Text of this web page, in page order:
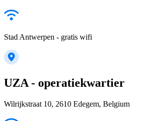
Stad Antwerpen - gratis wifi
UZA - operatiekwartier
Wilrijkstraat 10, 2610 Edegem, Belgium